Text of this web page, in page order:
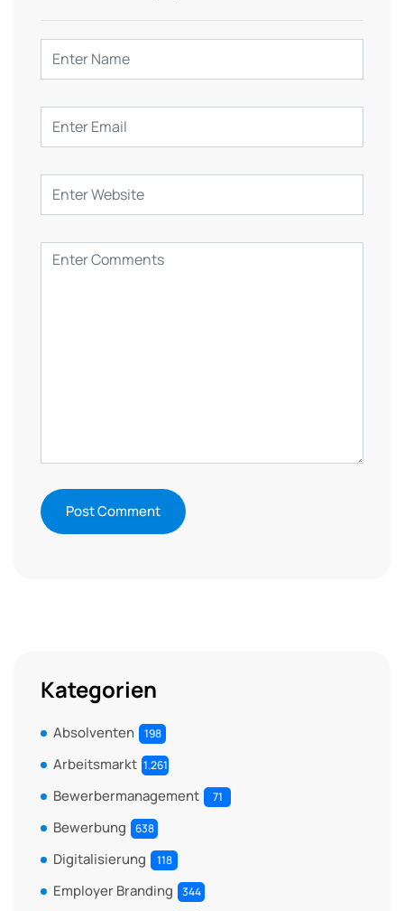
Kategorien
Absolventen 198
Arbeitsmarkt 1.261
Bewerbermanagement 71
Bewerbung 638
Digitalisierung 118
Employer Branding 344